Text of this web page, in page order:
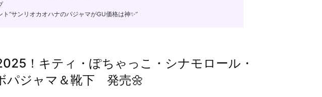
ト”サンリオカオハナのパジャマがGU価格は神✨”
！キティ・ぽちゃっこ・シナモロール・
パジャマ＆靴下 発売🌼